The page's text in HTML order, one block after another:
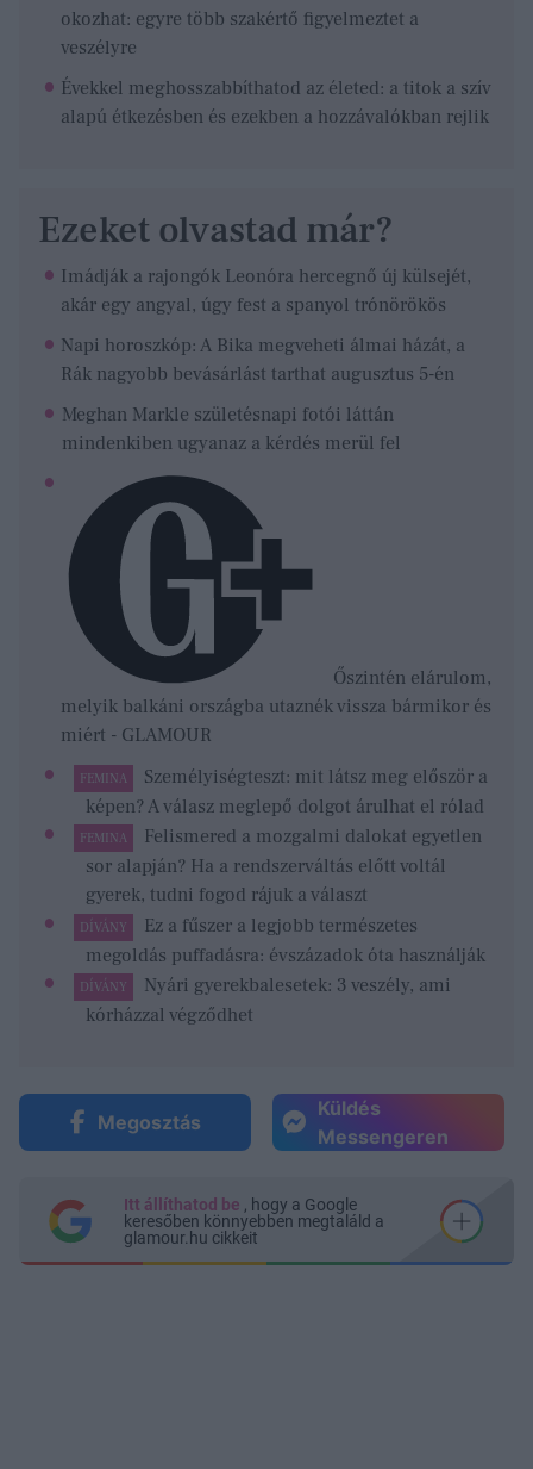
okozhat: egyre több szakértő figyelmeztet a
veszélyre
Évekkel meghosszabbíthatod az életed: a titok a szív
alapú étkezésben és ezekben a hozzávalókban rejlik
Ezeket olvastad már?
Imádják a rajongók Leonóra hercegnő új külsejét,
akár egy angyal, úgy fest a spanyol trónörökös
Napi horoszkóp: A Bika megveheti álmai házát, a
Rák nagyobb bevásárlást tarthat augusztus 5-én
Meghan Markle születésnapi fotói láttán
mindenkiben ugyanaz a kérdés merül fel
Őszintén elárulom,
melyik balkáni országba utaznék vissza bármikor és
miért - GLAMOUR
FEMINA
Személyiségteszt: mit látsz meg először a
képen? A válasz meglepő dolgot árulhat el rólad
FEMINA
Felismered a mozgalmi dalokat egyetlen
sor alapján? Ha a rendszerváltás előtt voltál
gyerek, tudni fogod rájuk a választ
DÍVÁNY
Ez a fűszer a legjobb természetes
megoldás puffadásra: évszázadok óta használják
DÍVÁNY
Nyári gyerekbalesetek: 3 veszély, ami
kórházzal végződhet
Megosztás
Küldés
Messengeren
Itt állíthatod be , hogy a Google
keresőben könnyebben megtaláld a
glamour.hu cikkeit